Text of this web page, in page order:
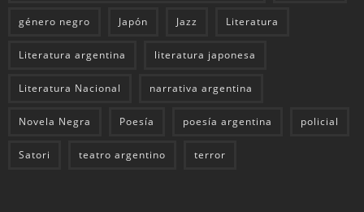
género negro Japón Jazz Literatura
Literatura argentina literatura japonesa
Literatura Nacional narrativa argentina
Novela Negra Poesía poesía argentina policial
Satori teatro argentino terror